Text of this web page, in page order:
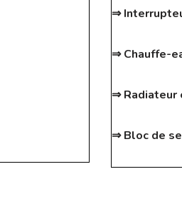
⇒
⇒ Chauffe-
⇒ Radiateur
⇒ Bloc de